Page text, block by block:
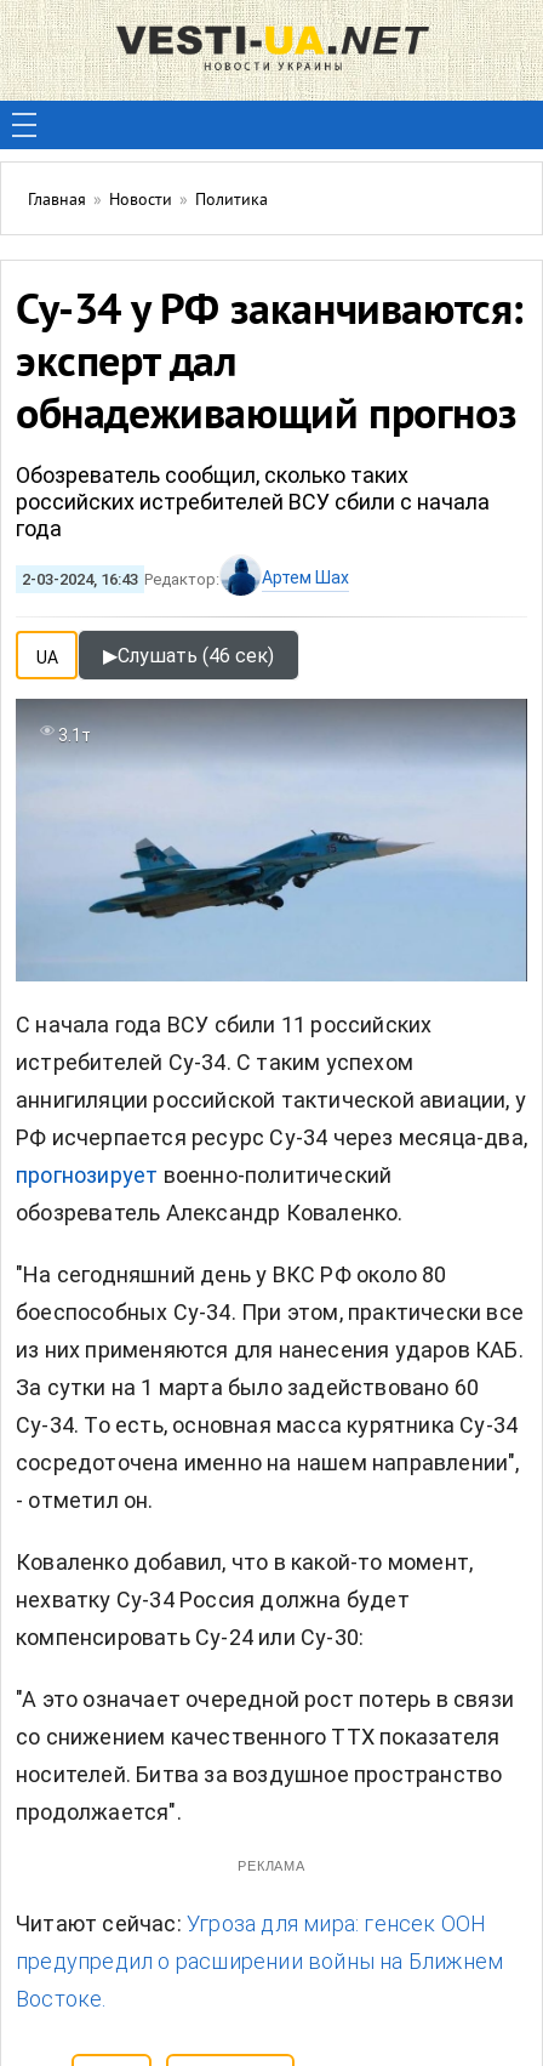
Главная » Новости » Политика
Су-34 у РФ заканчиваются:
эксперт дал
обнадеживающий прогноз
Обозреватель сообщил, сколько таких
российских истребителей ВСУ сбили с начала
года
2-03-2024, 16:43 Редактор: Артем Шах
UA ▶Слушать (46 сек)
3.1т
С начала года ВСУ сбили 11 российских
истребителей Су-34. С таким успехом
аннигиляции российской тактической авиации, у
РФ исчерпается ресурс Су-34 через месяца-два,
прогнозирует военно-политический
обозреватель Александр Коваленко.
"На сегодняшний день у ВКС РФ около 80
боеспособных Су-34. При этом, практически все
из них применяются для нанесения ударов КАБ.
За сутки на 1 марта было задействовано 60
Су-34. То есть, основная масса курятника Су-34
сосредоточена именно на нашем направлении",
- отметил он.
Коваленко добавил, что в какой-то момент,
нехватку Су-34 Россия должна будет
компенсировать Су-24 или Су-30:
"А это означает очередной рост потерь в связи
со снижением качественного ТТХ показателя
носителей. Битва за воздушное пространство
продолжается".
РЕКЛАМА
Читают сейчас: Угроза для мира: генсек ООН
предупредил о расширении войны на Ближнем
Востоке.